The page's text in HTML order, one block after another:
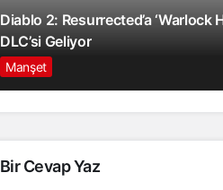
Diablo 2: Resurrected’a ‘Warlock
DLC’si Geliyor
Manşet
Bir Cevap Yaz